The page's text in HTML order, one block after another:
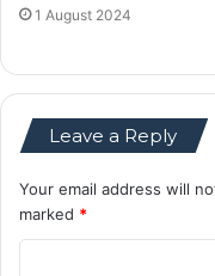
1 August 2024
Leave a Reply
Your email address will
marked *